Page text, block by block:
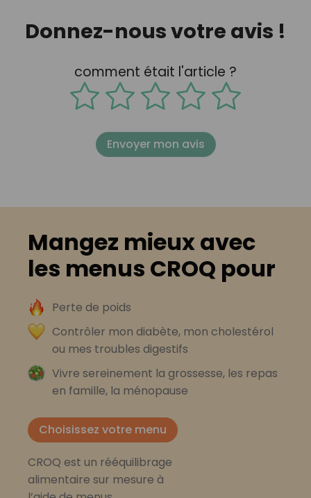
Donnez-nous votre avis !
comment était l'article ?
Envoyer mon avis
Mangez mieux avec
les menus CROQ pour
Perte de poids
Contrôler mon diabète, mon cholestérol
ou mes troubles digestifs
Vivre sereinement la grossesse, les repas
en famille, la ménopause
Choisissez votre menu
CROQ est un rééquilibrage
alimentaire sur mesure à